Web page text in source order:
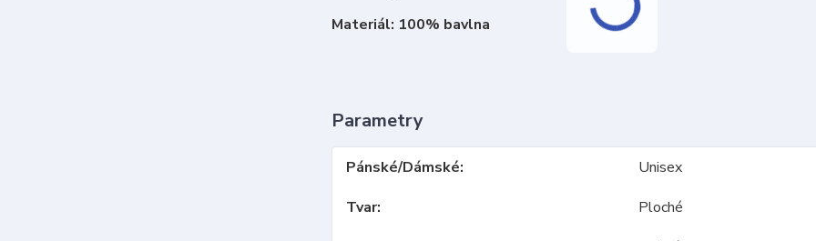
Materiál: 100% bavlna
Parametry
Pánské/Dámské
Unisex
Tvar
Ploché